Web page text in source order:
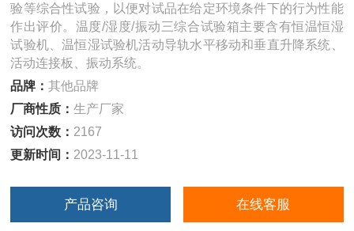
验等综合性试验，以便对试品在给定环境条件下的行为性能
作出评价。温度/湿度/振动三综合试验箱主要含有恒温恒湿
试验机、温恒湿试验机活动导轨水平移动和垂直升降系统、
活动连接板、振动系统。
品牌：其他品牌
厂商性质：生产厂家
访问次数： 2167
更新时间： 2023-11-11
产品咨询 在线客服